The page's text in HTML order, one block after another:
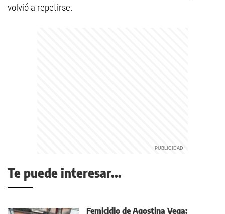
volvió a repetirse.
Te puede interesar...
Femicidio de Agostina Vega: